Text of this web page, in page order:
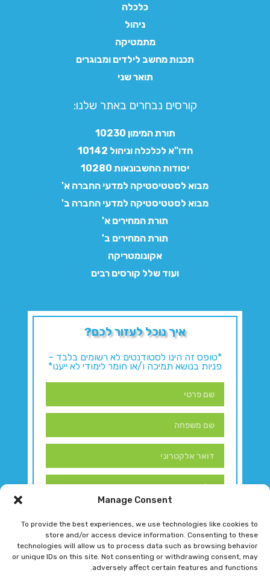
Manage Consent
To provide the best experiences, we use technologies like cookies to
store and/or access device information. Consenting to these
technologies will allow us to process data such as browsing behavior
or unique IDs on this site. Not consenting or withdrawing consent, may
adversely affect certain features and functions.
כלכלה
ניהול
מתמטיקה
תכנות מחשב לילדים ומבוגרים
תואר שני
קורסים נבחרים באתר שלנו:​
תורת המימון 10230
חדו"א לכלכלה וניהול 10142
יסודות החשבונאות 10280
מבוא לסטטיסטיקה למדעי החברה א'
מבוא לסטטיסטיקה למדעי החברה ב'
תורת המחירים א'
תורת המחירים ב'
אקונומטריקה
ועוד שלל קורסים רבים
איך נוכל לעזור לכם?
*טופס זה הינו לסטודנטים לא רשומים בלבד –
פניות בנושא תמיכה ו/או חומר לימודי לא ייענו*